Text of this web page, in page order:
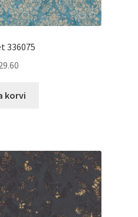
336075
korvi